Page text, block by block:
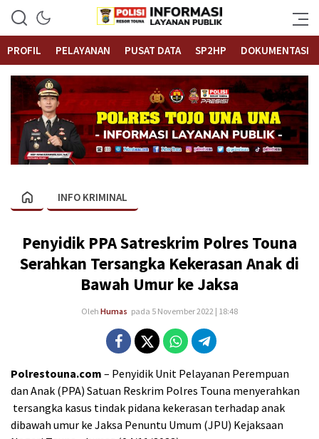
Polrestouna.com
Informasi Layanan Publik
PROFIL
PELAYANAN PUSAT DATA SP2HP DOKUMENTASI
INFO KRIMINAL
Penyidik PPA Satreskrim Polres Touna
Serahkan Tersangka Kekerasan Anak di
Bawah Umur ke Jaksa
Oleh Humas pada 5 November 2022 | 18:48
Polrestouna.com – Penyidik Unit Pelayanan Perempuan
dan Anak (PPA) Satuan Reskrim Polres Touna menyerahkan
tersangka kasus tindak pidana kekerasan terhadap anak
dibawah umur ke Jaksa Penuntu Umum (JPU) Kejaksaan